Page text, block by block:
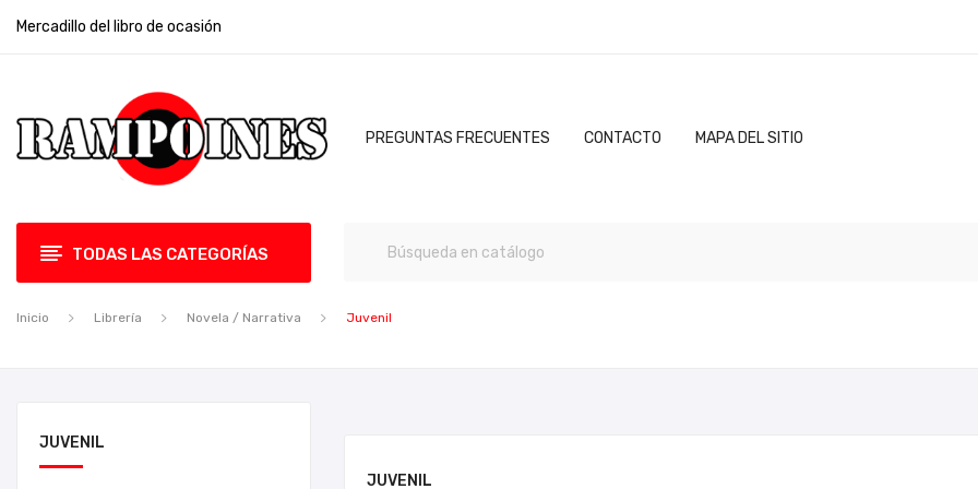
Mercadillo del libro de ocasión
PREGUNTAS FRECUENTES CONTACTO MAPA DEL SITIO
TODAS LAS CATEGORÍAS
Inicio Librería Novela / Narrativa Juvenil
JUVENIL
JUVENIL